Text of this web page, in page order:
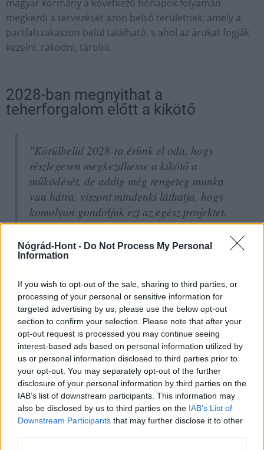
Nógrád-Hont - Do Not Process My Personal
Information
If you wish to opt-out of the sale, sharing to third parties, or
processing of your personal or sensitive information for
targeted advertising by us, please use the below opt-out
section to confirm your selection. Please note that after your
opt-out request is processed you may continue seeing
interest-based ads based on personal information utilized by
us or personal information disclosed to third parties prior to
your opt-out. You may separately opt-out of the further
disclosure of your personal information by third parties on the
IAB’s list of downstream participants. This information may
also be disclosed by us to third parties on the IAB’s List of
Downstream Participants that may further disclose it to other
magyar kormány a következő hónapok folyamán
megkezdi a tervezését azon belső területnek, amely a
partfalszakaszon belül található, s ahol az árukat fogják
kezelni, rakodni, tárolni.
2028-ban megnyithat a
teherforgalom előtt a kikötő
"Körülbelül 2028-ra érünk el oda, hogy
részlegesen megkezdhesse a kikötő a
működését, de addig még rengeteg munka
van hátra, viszont mindenki láthatja, hogy
komolyan gondoljuk ezt az egész projektet,
hiszen gőzerővel zajlanak a munkálatok,
több tucat munkás végzi a partfalépítést, a
mederkotrást azon a hajón, ami mögöttem
- emelte ki.
"Így minden adott ahhoz, hogy a tervezett ütemben
Magyarország tengeri kikötője először részleges, utána
teljes kapacitással megkezdhesse a működését néhány
éven belül" - összegzett.
Kitekintő kikötő Trieszt